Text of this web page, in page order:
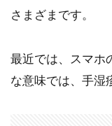
さまざまです。
最近では、スマホ
な意味では、手湿